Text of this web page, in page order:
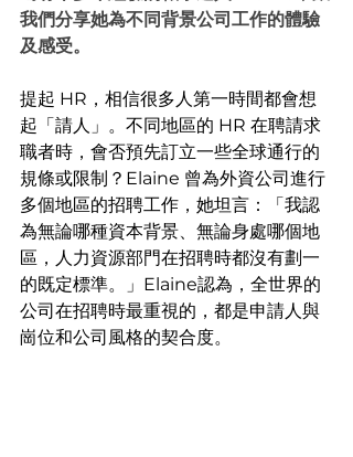
我們分享她為不同背景公司工作的體驗
及感受。
提起 HR，相信很多人第一時間都會想
起「請人」。不同地區的 HR 在聘請求
職者時，會否預先訂立一些全球通行的
規條或限制？Elaine 曾為外資公司進行
多個地區的招聘工作，她坦言：「我認
為無論哪種資本背景、無論身處哪個地
區，人力資源部門在招聘時都沒有劃一
的既定標準。」Elaine認為，全世界的
公司在招聘時最重視的，都是申請人與
崗位和公司風格的契合度。